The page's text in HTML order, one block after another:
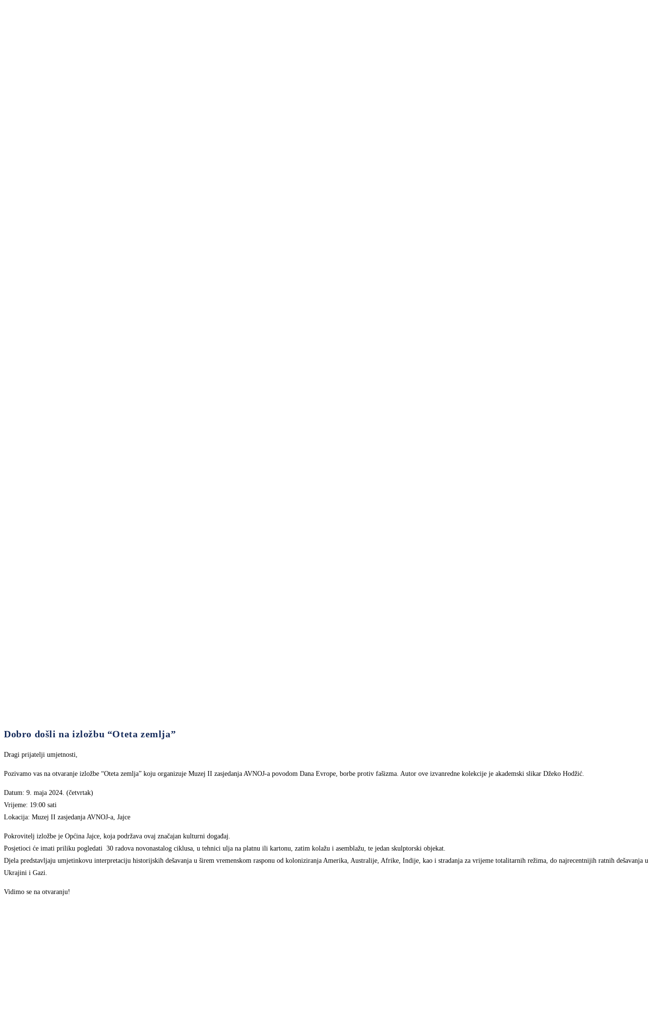
Dobro došli na izložbu “Oteta zemlja”
Dragi prijatelji umjetnosti,
Pozivamo vas na otvaranje izložbe “Oteta zemlja” koju organizuje Muzej II zasjedanja AVNOJ-a povodom Dana Evrope, borbe protiv fašizma. Autor ove izvanredne kolekcije je akademski slikar Džeko Hodžić.
Datum: 9. maja 2024. (četvrtak)
Vrijeme: 19:00 sati
Lokacija: Muzej II zasjedanja AVNOJ-a, Jajce
Pokrovitelj izložbe je Općina Jajce, koja podržava ovaj značajan kulturni događaj.
Posjetioci će imati priliku pogledati 30 radova novonastalog ciklusa, u tehnici ulja na platnu ili kartonu, zatim kolažu i asemblažu, te jedan skulptorski objekat.
Djela predstavljaju umjetinkovu interpretaciju historijskih dešavanja u širem vremenskom rasponu od koloniziranja Amerika, Australije, Afrike, Indije, kao i stradanja za vrijeme totalitarnih režima, do najrecentnijih ratnih dešavanja u
Ukrajini i Gazi.
Vidimo se na otvaranju!